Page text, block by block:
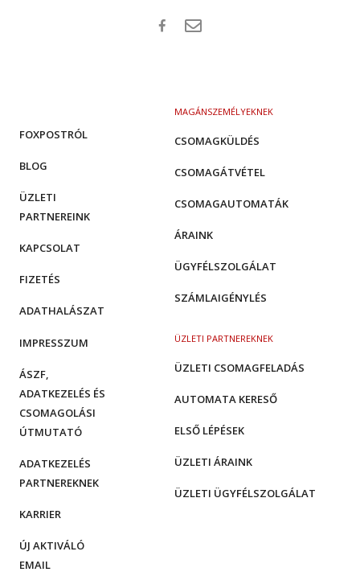
MAGÁNSZEMÉLYEKNEK
CSOMAGKÜLDÉS
CSOMAGÁTVÉTEL
CSOMAGAUTOMATÁK
ÁRAINK
ÜGYFÉLSZOLGÁLAT
SZÁMLAIGÉNYLÉS
ÜZLETI PARTNEREKNEK
ÜZLETI CSOMAGFELADÁS
AUTOMATA KERESŐ
ELSŐ LÉPÉSEK
ÜZLETI ÁRAINK
ÜZLETI ÜGYFÉLSZOLGÁLAT
FOXPOSTRÓL
BLOG
ÜZLETI
PARTNEREINK
KAPCSOLAT
FIZETÉS
ADATHALÁSZAT
IMPRESSZUM
ÁSZF,
ADATKEZELÉS ÉS
CSOMAGOLÁSI
ÚTMUTATÓ
ADATKEZELÉS
PARTNEREKNEK
KARRIER
ÚJ AKTIVÁLÓ
EMAIL